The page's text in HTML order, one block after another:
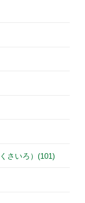
さいろ）(101)